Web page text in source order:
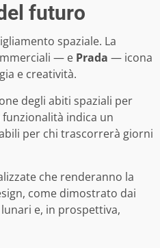
futuro
spaziale. La
— e Prada — icona
e creatività.
degli abiti spaziali per
funzionalità indica un
per chi trascorrerà giorni
che renderanno la
come dimostrato dai
e, in prospettiva,